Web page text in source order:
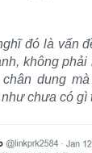
đó là vấn
không
dung
chưa có gì